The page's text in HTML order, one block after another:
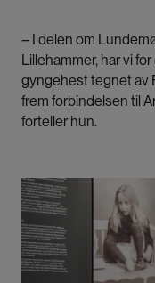
– I delen om
Lillehammer, har vi
gyngehest tegnet av
frem forbindelsen til
forteller hun.
Bilde